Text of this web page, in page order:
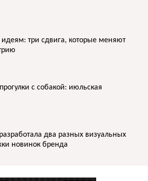
идеям: три сдвига, которые меняют
с собакой: июльская
два разных визуальных
новинок бренда